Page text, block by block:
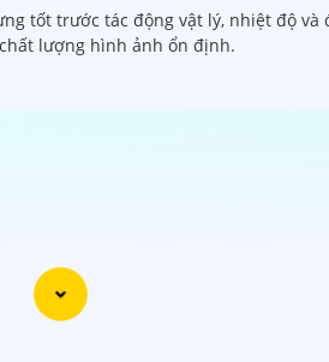
tốt trước tác động vật lý, nhiệt độ
lượng hình ảnh ổn định.